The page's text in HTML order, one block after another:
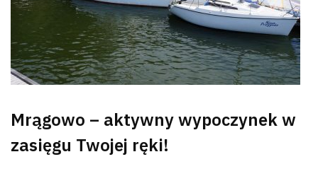
Mrągowo – aktywny wypoczynek w
zasięgu Twojej ręki!